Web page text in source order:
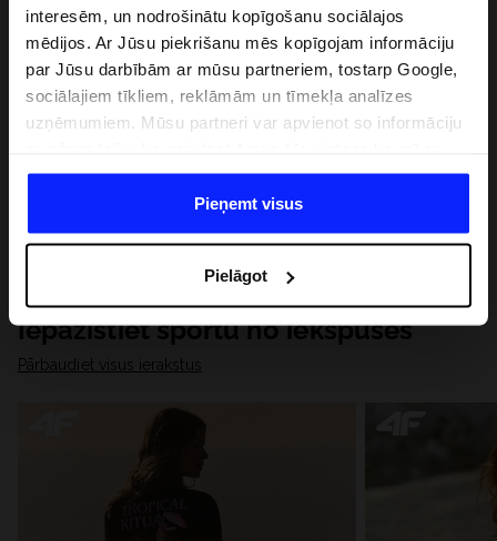
interesēm, un nodrošinātu kopīgošanu sociālajos
mēdijos. Ar Jūsu piekrišanu mēs kopīgojam informāciju
par Jūsu darbībām ar mūsu partneriem, tostarp Google,
sociālajiem tīkliem, reklāmām un tīmekļa analīzes
uzņēmumiem. Mūsu partneri var apvienot so informāciju
datiem, ko viņi iegūst, izmantojot viņu pakalpojumus. Ar
Jūsu atļauju, mēs varam pārsūtīt Jūsu personas datus
saviem partneriem, lai uzlabotu veidu, kadā tiek rādīta
saturu un uzlabotu mūsu partneru piedāvātos risinajumus
( piem. socialos tīklus). Detalizētu informāciju var atrast
mūsu Privātuma politikā un sadaļā "Detaļas".
Pieņemt visus
Pielāgot
Iepazīstiet sportu no iekšpuses
Pārbaudiet visus ierakstus